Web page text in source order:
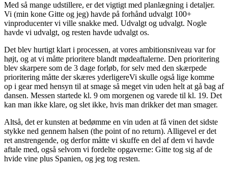
Med så mange udstillere, er det vigtigt med planlægning i detaljer.
Vi (min kone Gitte og jeg) havde på forhånd udvalgt 100+
vinproducenter vi ville snakke med. Udvalgt og udvalgt. Nogle
havde vi udvalgt, og resten havde udvalgt os.
Det blev hurtigt klart i processen, at vores ambitionsniveau var for
højt, og at vi måtte prioritere blandt mødeaftalerne. Den prioritering
blev skarpere som de 3 dage forløb, for selv med den skærpede
prioritering måtte der skæres yderligereVi skulle også lige komme
op i gear med hensyn til at smage så meget vin uden helt at gå bag af
dansen. Messen startede kl. 9 om morgenen og varede til kl. 19. Det
kan man ikke klare, og slet ikke, hvis man drikker det man smager.
Altså, det er kunsten at bedømme en vin uden at få vinen det sidste
stykke ned gennem halsen (the point of no return). Alligevel er det
ret anstrengende, og derfor måtte vi skuffe en del af dem vi havde
aftale med, også selvom vi fordelte opgaverne: Gitte tog sig af de
hvide vine plus Spanien, og jeg tog resten.